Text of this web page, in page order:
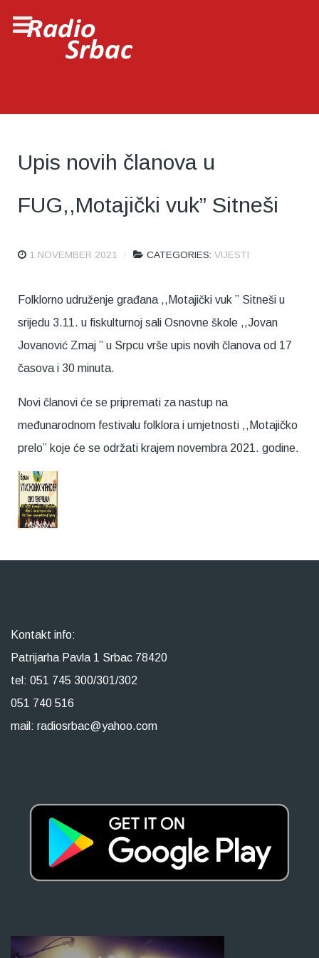
Upis novih članova u
FUG,,Motajički vuk” Sitneši
1 NOVEMBER 2021 CATEGORIES: VIJESTI
Folklorno udruženje građana ,,Motajički vuk ” Sitneši u
srijedu 3.11. u fiskulturnoj sali Osnovne škole ,,Jovan
Jovanović Zmaj ” u Srpcu vrše upis novih članova od 17
časova i 30 minuta.
Novi članovi će se pripremati za nastup na
međunarodnom festivalu folklora i umjetnosti ,,Motajičko
prelo” koje će se održati krajem novembra 2021. godine.
Kontakt info:
Patrijarha Pavla 1 Srbac 78420
tel: 051 745 300/301/302
051 740 516
mail: radiosrbac@yahoo.com